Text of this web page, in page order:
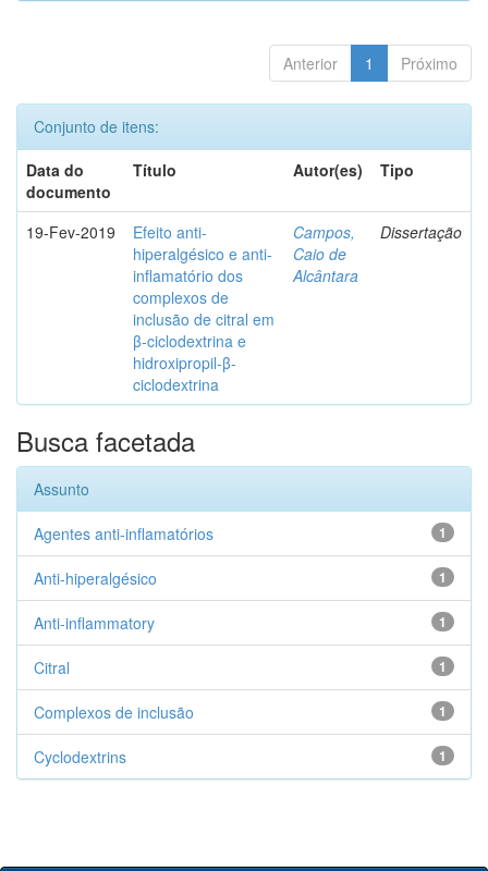
Anterior 1 Próximo
Conjunto de itens:
Data do
documento
Título Autor(es) Tipo
19-Fev-2019
Efeito anti-
hiperalgésico e anti-
inflamatório dos
complexos de
inclusão de citral em
β-ciclodextrina e
hidroxipropil-β-
ciclodextrina
Campos,
Caio de
Alcântara
Dissertação
Busca facetada
Assunto
1
Agentes anti-inflamatórios
1
Anti-hiperalgésico
1
Anti-inflammatory
1
Citral
1
Complexos de inclusão
1
Cyclodextrins